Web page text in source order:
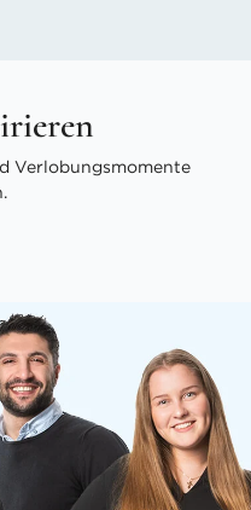
Verlobungsmomente